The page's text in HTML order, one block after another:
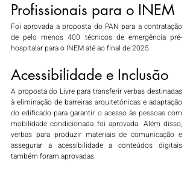
Profissionais para o INEM
Foi aprovada a proposta do PAN para a contratação
de pelo menos 400 técnicos de emergência pré-
hospitalar para o INEM até ao final de 2025.
Acessibilidade e Inclusão
A proposta do Livre para transferir verbas destinadas
à eliminação de barreiras arquitetónicas e adaptação
do edificado para garantir o acesso às pessoas com
mobilidade condicionada foi aprovada. Além disso,
verbas para produzir materiais de comunicação e
assegurar a acessibilidade a conteúdos digitais
também foram aprovadas.